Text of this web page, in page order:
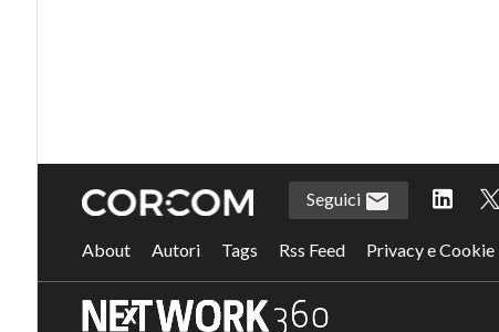
Seguici
About Autori Tags Rss Feed Privacy e